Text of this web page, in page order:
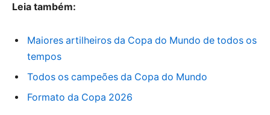
Leia também:
Maiores artilheiros da Copa do Mundo de todos os
tempos
Todos os campeões da Copa do Mundo
Formato da Copa 2026